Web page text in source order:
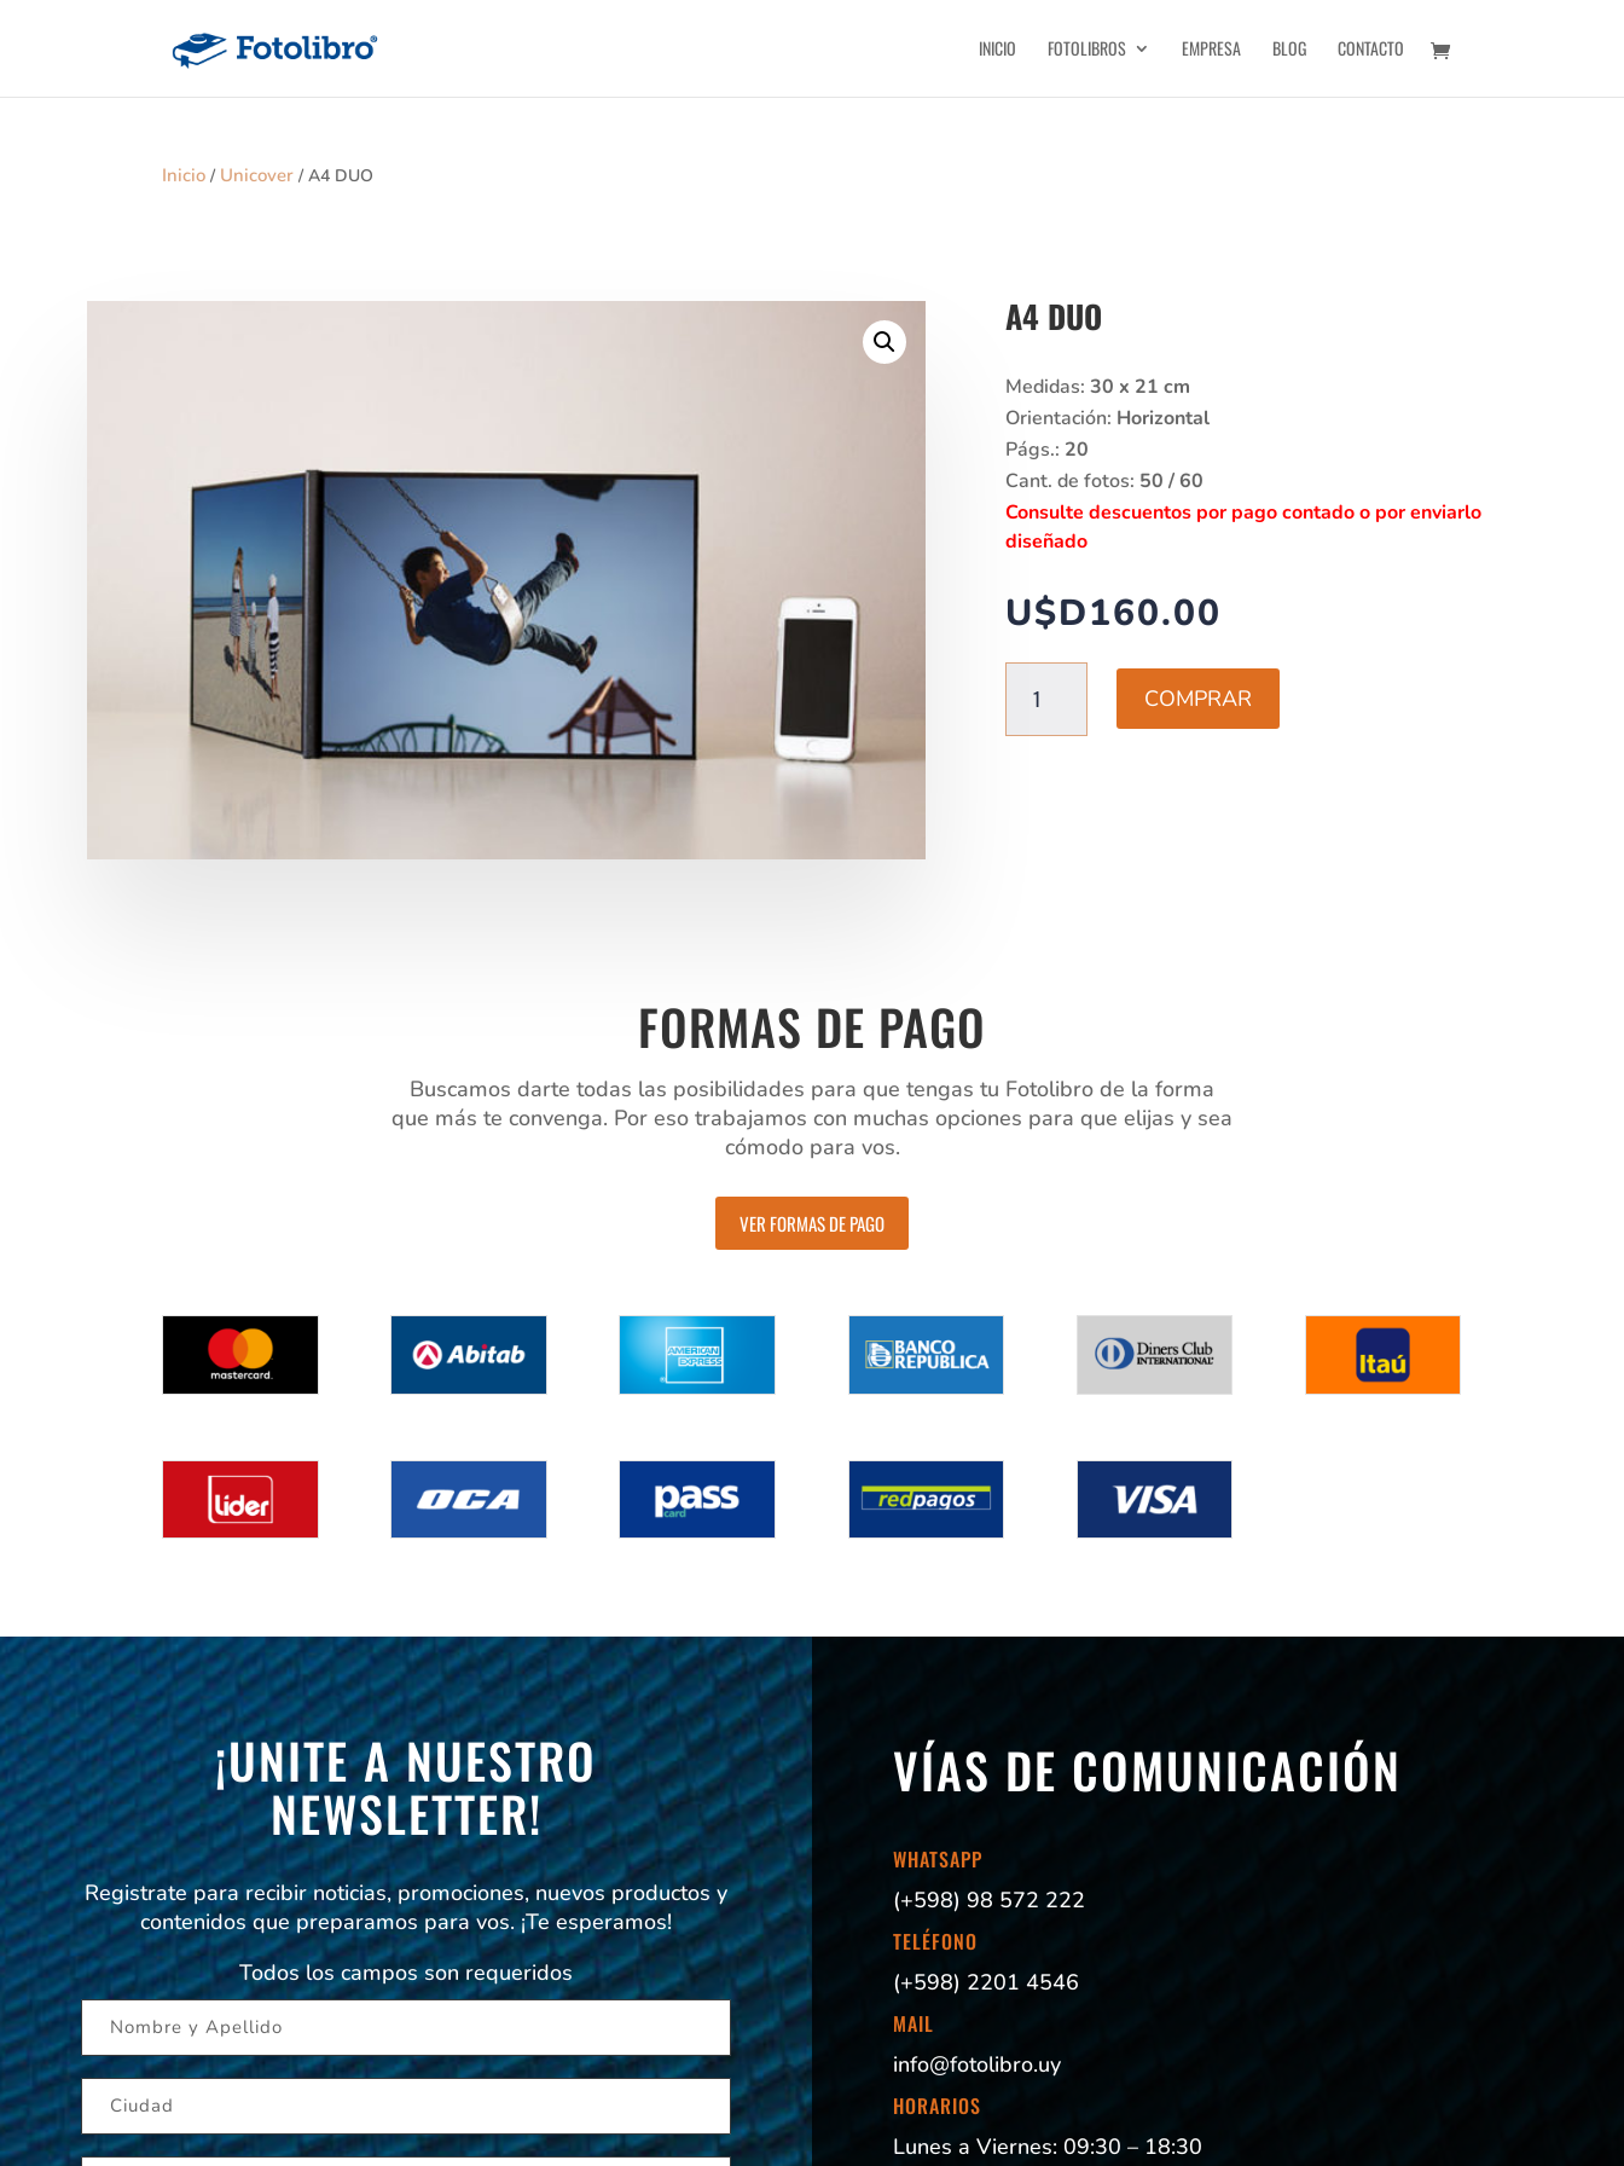
INICIO FOTOLIBROS EMPRESA BLOG CONTACTO
Inicio / Unicover / A4 DUO
A4 DUO
Medidas: 30 x 21 cm
Orientación: Horizontal
Págs.: 20
Cant. de fotos: 50 / 60
Consulte descuentos por pago contado o por enviarlo
diseñado
U$D160.00
DUO
cantidad
COMPRAR
FORMAS DE PAGO
Buscamos darte todas las posibilidades para que tengas tu Fotolibro de la forma
que más te convenga. Por eso trabajamos con muchas opciones para que elijas y sea
cómodo para vos.
VER FORMAS DE PAGO
¡UNITE A NUESTRO
NEWSLETTER!
Registrate para recibir noticias, promociones, nuevos productos y
contenidos que preparamos para vos. ¡Te esperamos!
Todos los campos son requeridos
VÍAS DE COMUNICACIÓN
WHATSAPP
(+598) 98 572 222
TELÉFONO
(+598) 2201 4546
MAIL
info@fotolibro.uy
HORARIOS
Lunes a Viernes: 09:30 – 18:30